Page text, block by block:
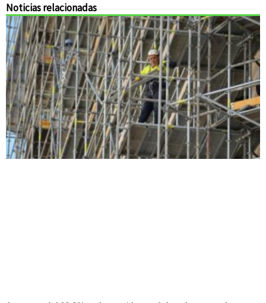
Noticias relacionadas